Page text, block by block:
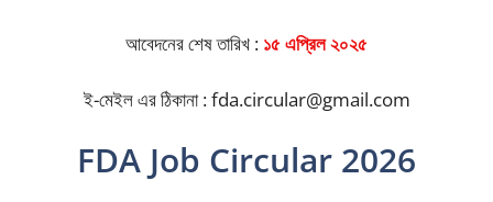
আবেদনের শেষ তারিখ : ১৫ এপ্রিল ২০২৫
ই-মেইল এর ঠিকানা :fda.circular@gmail.com
FDA Job Circular 2026